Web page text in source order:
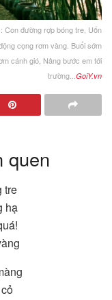
: Con đường rợp bóng tre, Uốn
cọng rơm vàng. Buổi sớm
cánh gió, Nâng bước em tới
trường... GoiY.vn
quen
tre
hạ